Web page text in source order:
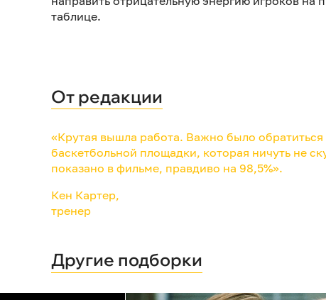
таблице.
От редакции
«Крутая вышла работа. Важно было
баскетбольной площадки, которая ничуть не
показано в фильме, правдиво на 98,5%».
Кен Картер,
тренер
Другие подборки